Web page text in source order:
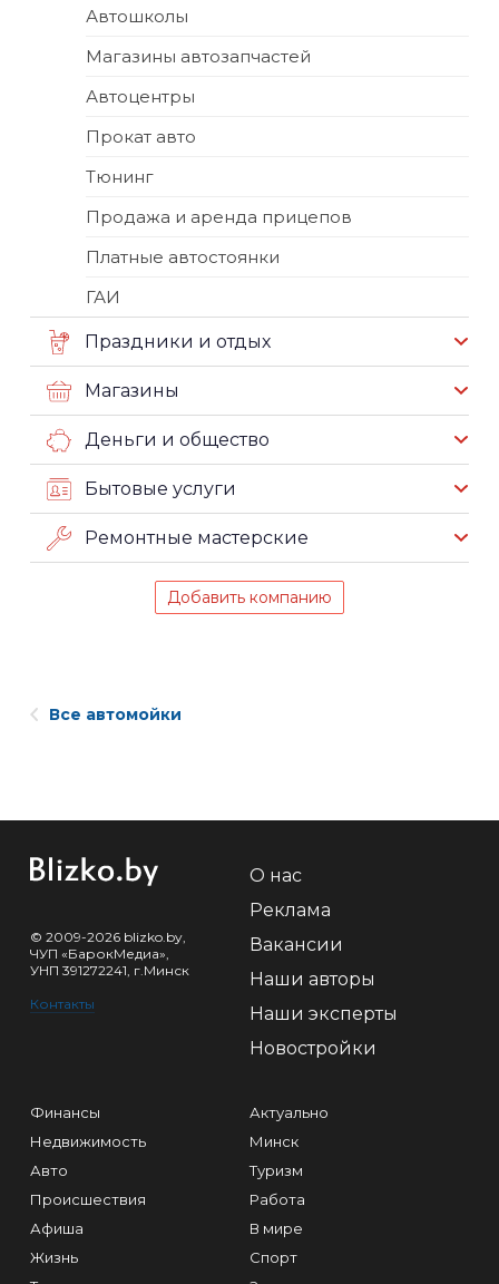
Автошколы
Магазины автозапчастей
Автоцентры
Прокат авто
Тюнинг
Продажа и аренда прицепов
Платные автостоянки
ГАИ
Праздники и отдых
Магазины
Деньги и общество
Бытовые услуги
Ремонтные мастерские
Добавить компанию
Все автомойки
© 2009-2026 blizko.by,
ЧУП «БарокМедиа»,
УНП 391272241, г.Минск
Контакты
О нас
Реклама
Вакансии
Наши авторы
Наши эксперты
Новостройки
Финансы
Недвижимость
Авто
Происшествия
Афиша
Жизнь
Актуально
Минск
Туризм
Работа
В мире
Спорт